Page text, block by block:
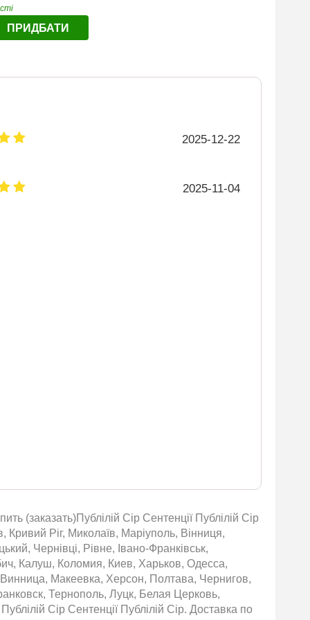
ПРИДБАТИ
2025-12-22
2025-11-04
(заказать)Публілій Сір Сентенції Публілій Сір
Кривий Ріг, Миколаїв, Маріуполь, Вінниця,
Чернівці, Рівне, Івано-Франківськ,
Калуш, Коломия, Киев, Харьков, Одесса,
Макеевка, Херсон, Полтава, Чернигов,
Тернополь, Луцк, Белая Церковь,
Сір Сентенції Публілій Сір. Доставка по